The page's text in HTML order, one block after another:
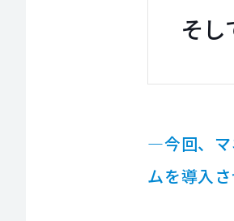
そし
―今回、マ
ムを導入